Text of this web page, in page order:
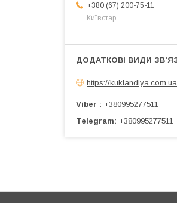
+380 (67) 200-75-11
Київстар
https://kuklandiya.com.ua
Viber
+380995277511
Telegram
+380995277511